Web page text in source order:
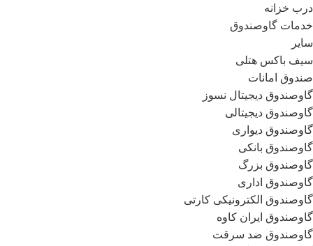
درب خزانه
خدمات گاوصندوق
سایر
سیف باکس هتلی
صندوق امانات
گاوصندوق دیجیتال نسوز
گاوصندوق دیجیتالی
گاوصندوق دیواری
گاوصندوق بانکی
گاوصندوق بزرگ
گاوصندوق اداری
گاوصندوق الکترونیکی کارتی
گاوصندوق ایران کاوه
گاوصندوق ضد سرقت